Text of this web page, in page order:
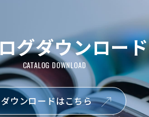
グダウンロード
ダウンロードはこちら